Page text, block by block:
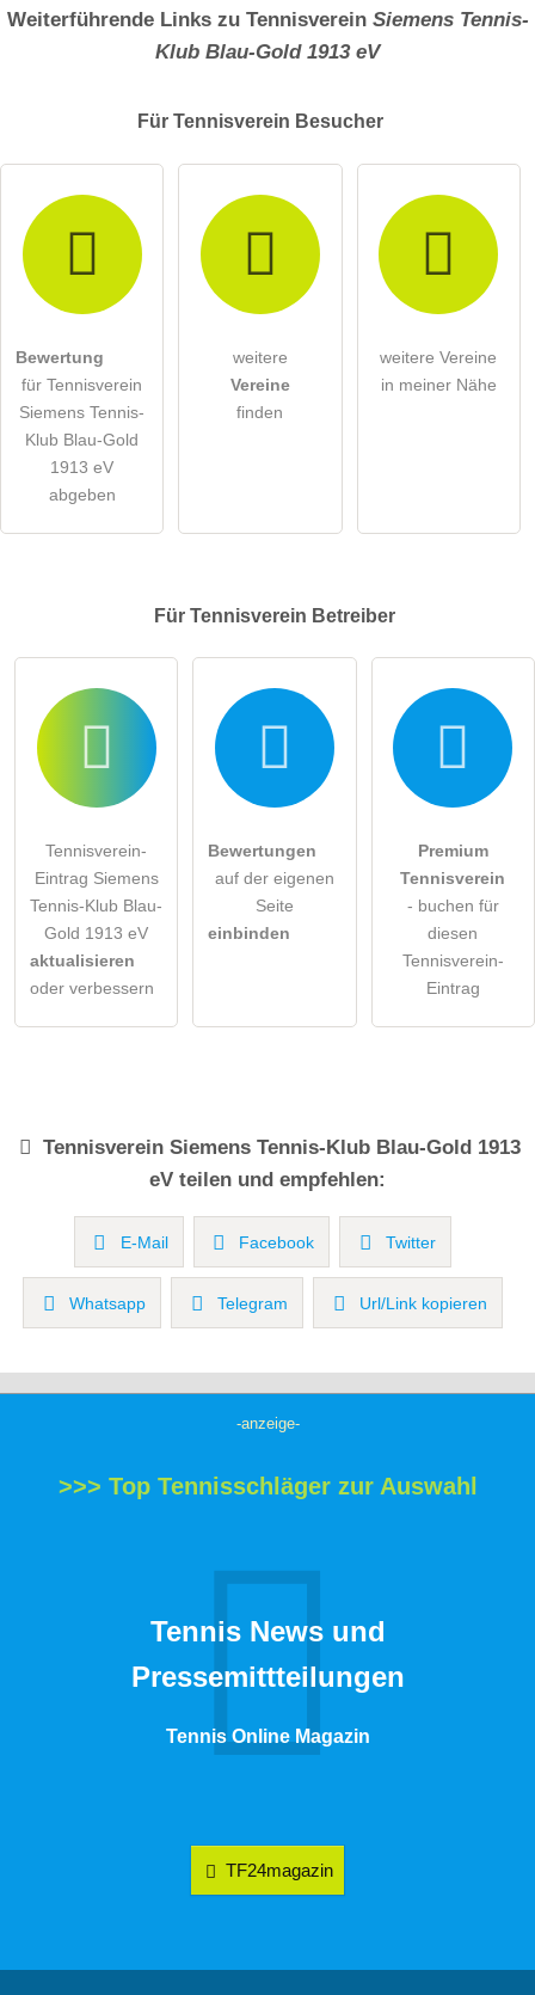
Weiterführende Links zu Tennisverein Siemens Tennis-
Klub Blau-Gold 1913 eV
Für Tennisverein Besucher
Bewertung
für Tennisverein
Siemens Tennis-
Klub Blau-Gold
1913 eV
abgeben
weitere
Vereine
finden
weitere Vereine
in meiner Nähe
Für Tennisverein Betreiber
Tennisverein-
Eintrag Siemens
Tennis-Klub Blau-
Gold 1913 eV
aktualisieren
oder verbessern
Bewertungen
auf der eigenen
Seite
einbinden
Premium
Tennisverein
- buchen für
diesen
Tennisverein-
Eintrag
Tennisverein Siemens Tennis-Klub Blau-Gold 1913
eV teilen und empfehlen:
E-Mail Facebook Twitter
Whatsapp Telegram Url/Link kopieren
-anzeige-
>>> Top Tennisschläger zur Auswahl
Tennis News und
Pressemittteilungen
Tennis Online Magazin
TF24magazin